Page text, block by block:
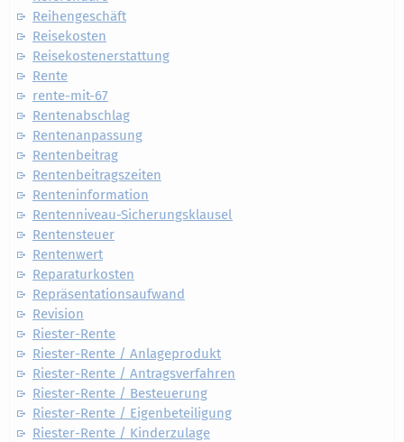
Reihengeschäft
Reisekosten
Reisekostenerstattung
Rente
rente-mit-67
Rentenabschlag
Rentenanpassung
Rentenbeitrag
Rentenbeitragszeiten
Renteninformation
Rentenniveau-Sicherungsklausel
Rentensteuer
Rentenwert
Reparaturkosten
Repräsentationsaufwand
Revision
Riester-Rente
Riester-Rente / Anlageprodukt
Riester-Rente / Antragsverfahren
Riester-Rente / Besteuerung
Riester-Rente / Eigenbeteiligung
Riester-Rente / Kinderzulage